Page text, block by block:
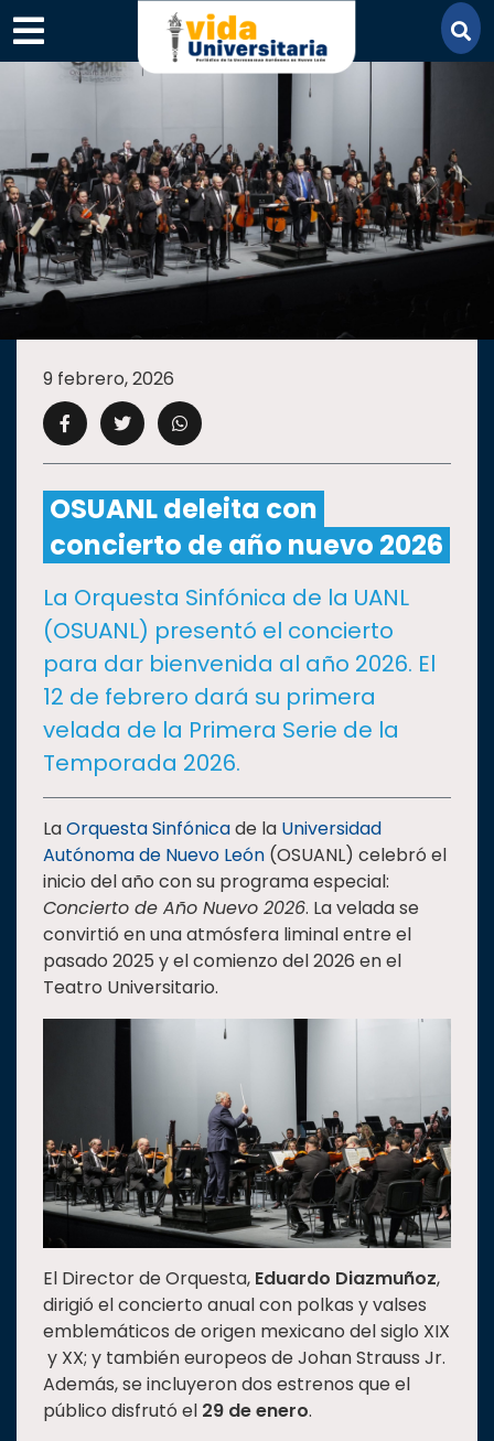
×
SECCIONES
ACADEMIA
CAMPUS UANL
CULTURA
DEPORTES
I+D+IEXPERTOS
SALUD
SUSTENTABILIDAD
TEMAS
Oferta
educativa
Estudiantes
Internacionalización
Responsabilidad
social
Vinculación
Universiada
Nacional
9 febrero, 2026
OSUANL deleita con
concierto de año nuevo 2026
La Orquesta Sinfónica de la UANL
(OSUANL) presentó el concierto
para dar bienvenida al año 2026. El
12 de febrero dará su primera
velada de la Primera Serie de la
Temporada 2026.
LaOrquesta Sinfónicade la Universidad
Autónoma de Nuevo León (OSUANL) celebró el
inicio del año con su programa especial:
Concierto de Año Nuevo 2026. La velada se
convirtió en una atmósfera liminal entre el
pasado 2025 y el comienzo del 2026 en el
Teatro Universitario.
El Director de Orquesta, Eduardo Diazmuñoz,
dirigió el concierto anual con polkas y valses
emblemáticos de origen mexicano del siglo XIX
y XX; y también europeos de Johan Strauss Jr.
Además, se incluyeron dos estrenos que el
público disfrutó el 29 de enero.